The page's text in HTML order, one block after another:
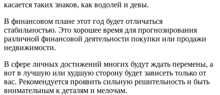
касается таких знаков, как водолей и девы.
В финансовом плане этот год будет отличаться
стабильностью. Это хорошее время для прогнозирования
различной финансовой деятельности покупки или продажи
недвижимости.
В сфере личных достижений многих будут ждать перемены, а
вот в лучшую или худшую сторону будет зависеть только от
вас. Рекомендуется проявить сильную решительность и быть
внимательным к деталям и мелочам.